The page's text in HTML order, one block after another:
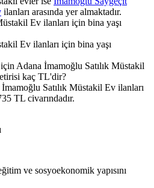
ilanları arasında yer almaktadır.
Ev ilanları için bina yaşı
Ev ilanları için bina yaşı
Adana İmamoğlu Satılık Müstakil
kaç TL'dir?
Satılık Müstakil Ev ilanları
TL civarındadır.
ve sosyoekonomik yapısını